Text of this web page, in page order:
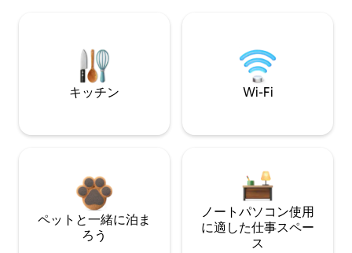
キッチン Wi-Fi
ペットと一緒に泊ま
ろう
ノートパソコン使用
に適した仕事スペー
ス